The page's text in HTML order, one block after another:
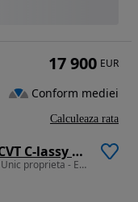
Toyota C-HR 1.8 HSD 122 CP 4x2 CVT C-lassy bi-tone
1798 cm3 • 122 CP • Toyota C-HR Hybrid 1.8 - Unic proprieta - Echipare Top C-LASSY Bi-Tone
17 900 EUR
Conform mediei
Calculeaza rata